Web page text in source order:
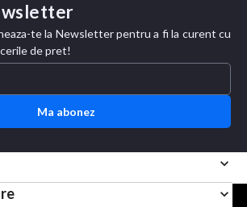
te la Newsletter pentru a fi la curent cu
de pret!
Ma abonez